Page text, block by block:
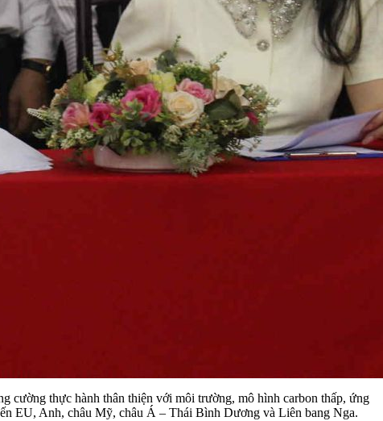
cường thực hành thân thiện với môi trường, mô hình carbon thấp, ứng
EU, Anh, châu Mỹ, châu Á – Thái Bình Dương và Liên bang Nga.